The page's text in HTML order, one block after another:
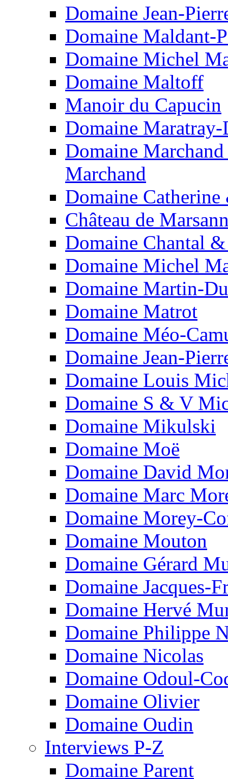
Domaine Jean-
Domaine Maldant-
Domaine Michel
Domaine Maltoff
Manoir du Capucin
Domaine
Domaine
Marchand
Domaine
Château de
Domaine Chantal
Domaine Michel
Domaine Martin-
Domaine Matrot
Domaine Méo-
Domaine Jean-
Domaine Louis
Domaine S & V
Domaine Mikulski
Domaine Moë
Domaine David
Domaine Marc
Domaine Morey-
Domaine Mouton
Domaine Gérard
Domaine Jacques-
Domaine Hervé
Domaine Philippe
Domaine Nicolas
Domaine Odoul-
Domaine Olivier
Domaine Oudin
Interviews P-Z
Domaine Parent